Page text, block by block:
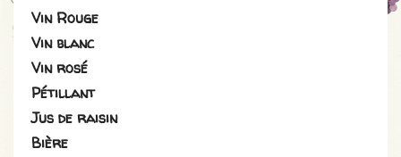
Vin Rouge
Vin blanc
Vin rosé
Pétillant
Jus de raisin
Bière